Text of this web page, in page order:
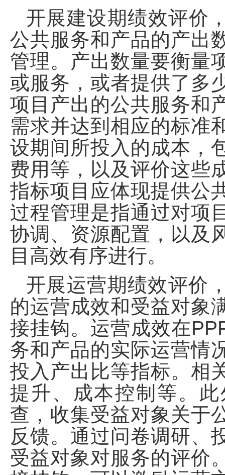
开展建设期绩效评价
公共服务和产品的产出
管理。产出数量要衡量
或服务，或者提供了多
项目产出的公共服务和
需求并达到相应的标准
设期间所投入的成本，
费用等，以及评价这些
指标项目应体现提供公
过程管理是指通过对项
协调、资源配置，以及
目高效有序进行。
开展运营期绩效评价
的运营成效和受益对象
接挂钩。运营成效在
务和产品的实际运营情
投入产出比等指标。相
提升、成本控制等。
查，收集受益对象关于
反馈。通过问卷调研、
受益对象对服务的评价